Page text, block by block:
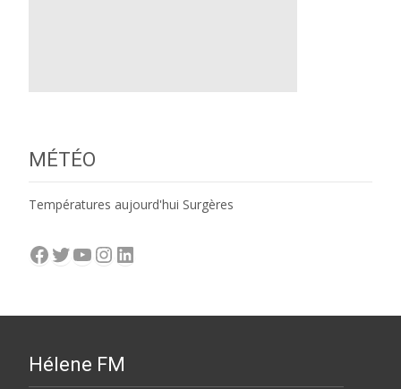
MÉTÉO
Températures aujourd'hui Surgères
Facebook
Twitter
YouTube
Instagram
LinkedIn
Hélene FM